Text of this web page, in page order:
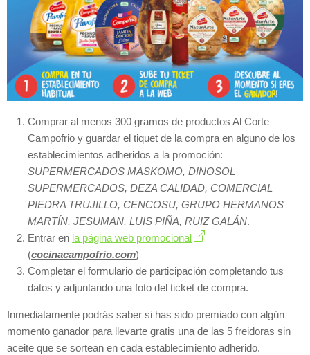
Comprar al menos 300 gramos de productos Al Corte
Campofrio y guardar el tiquet de la compra en alguno de los
establecimientos adheridos a la promoción:
SUPERMERCADOS MASKOMO, DINOSOL
SUPERMERCADOS, DEZA CALIDAD, COMERCIAL
PIEDRA TRUJILLO, CENCOSU, GRUPO HERMANOS
MARTÍN, JESUMAN, LUIS PIÑA, RUIZ GALÁN.
Entrar en la página web promocional
(cocinacampofrio.com)
Completar el formulario de participación completando tus
datos y adjuntando una foto del ticket de compra.
Inmediatamente podrás saber si has sido premiado con algún
momento ganador para llevarte gratis una de las 5 freidoras sin
aceite que se sortean en cada establecimiento adherido.